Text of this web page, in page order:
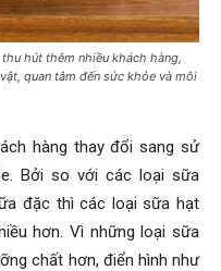
hút thêm nhiều khách hàng,
quan tâm đến sức khỏe và môi
hàng thay đổi sang sử
Bởi so với các loại sữa
đặc thì các loại sữa hạt
hơn. Vì những loại sữa
chất hơn, điển hình như